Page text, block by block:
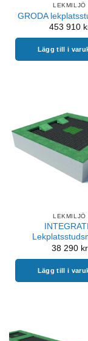
LEKMILJÖ
GRODA
453 910
Lägg till i
LEKMILJÖ
38 290 kr
Lägg till i